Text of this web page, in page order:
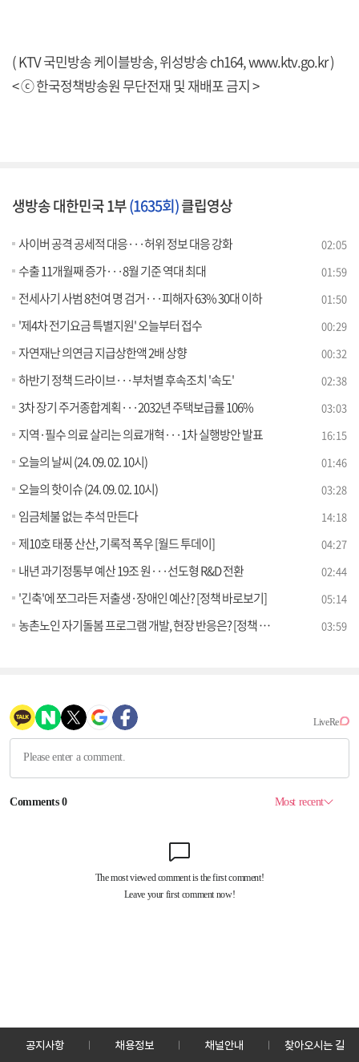
( KTV 국민방송 케이블방송, 위성방송 ch164,www.ktv.go.kr)
< ⓒ 한국정책방송원 무단전재 및 재배포 금지 >
생방송 대한민국 1부(1635회)클립영상
사이버 공격 공세적 대응···허위 정보 대응 강화 02:05
수출 11개월째 증가···8월 기준 역대 최대 01:59
전세사기 사범 8천여 명 검거···피해자 63% 30대 이하 01:50
'제4차 전기요금 특별지원' 오늘부터 접수 00:29
자연재난 의연금 지급상한액 2배 상향 00:32
하반기 정책 드라이브···부처별 후속조치 '속도' 02:38
3차 장기 주거종합계획···2032년 주택보급률 106% 03:03
지역·필수 의료 살리는 의료개혁···1차 실행방안 발표 16:15
오늘의 날씨 (24. 09. 02. 10시) 01:46
오늘의 핫이슈 (24. 09. 02. 10시) 03:28
임금체불 없는 추석 만든다 14:18
제10호 태풍 산산, 기록적 폭우 [월드 투데이] 04:27
내년 과기정통부 예산 19조 원···선도형 R&D 전환 02:44
'긴축'에 쪼그라든 저출생·장애인 예산? [정책 바로보기] 05:14
농촌노인 자기돌봄 프로그램 개발, 현장 반응은? [정책 바로보기] 03:59
공지사항 채용정보 채널안내 찾아오시는 길